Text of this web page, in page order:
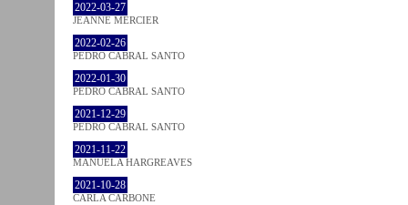
2022-03-27
JEANNE MERCIER
2022-02-26
PEDRO CABRAL SANTO
2022-01-30
PEDRO CABRAL SANTO
2021-12-29
PEDRO CABRAL SANTO
2021-11-22
MANUELA HARGREAVES
2021-10-28
CARLA CARBONE